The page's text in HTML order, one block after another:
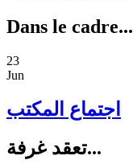
Dans le cadre...
23
Jun
اجتماع المكتب
تعقد غرفة...